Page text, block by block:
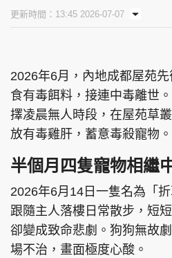
更新時間：13:45 2026-07-07
2026年6月，內地成都屋苑
食有毒餌料，接連中毒離世
擇凌晨無人時段，在屋苑草
放有毒雞肝，蓄意毒殺寵物。
半個月四隻寵物相繼
2026年6月14日一隻名為「
跟隨主人落樓日常散步，短
卻變成致命悲劇。狗狗無故
場不治，畫面極度心酸。